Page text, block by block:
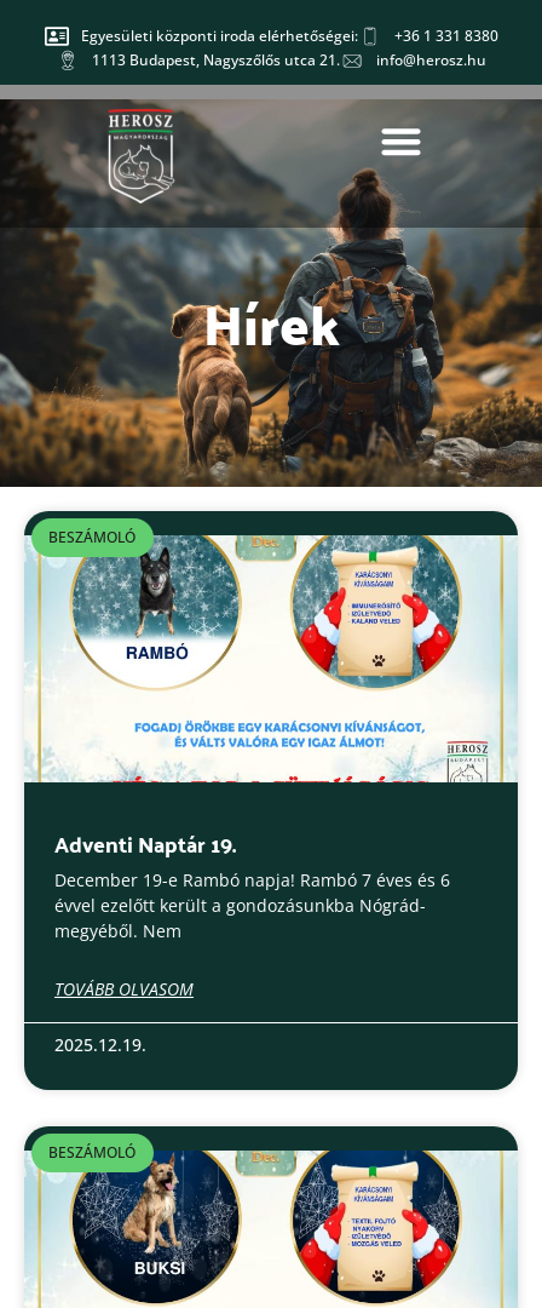
Egyesületi központi iroda elérhetőségei:
+36 1 331 8380
1113 Budapest, Nagyszőlős utca 21.
info@herosz.hu
Hírek
BESZÁMOLÓ
Adventi Naptár 19.
December 19-e Rambó napja! Rambó 7 éves és 6
évvel ezelőtt került a gondozásunkba Nógrád-
megyéből. Nem
TOVÁBB OLVASOM
2025.12.19.
BESZÁMOLÓ